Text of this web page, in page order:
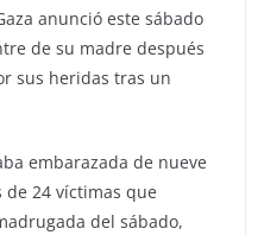
anunció este sábado
de su madre después
sus heridas tras un
embarazada de nueve
de 24 víctimas que
del sábado,